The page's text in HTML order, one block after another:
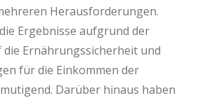
Herausforderungen.
Ergebnisse aufgrund der
Ernährungssicherheit und
für die Einkommen der
Darüber hinaus haben